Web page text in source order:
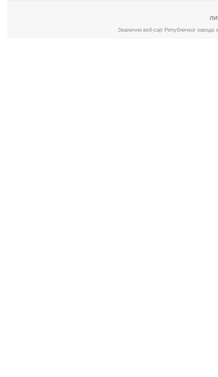
Званични веб-сајт Републичког